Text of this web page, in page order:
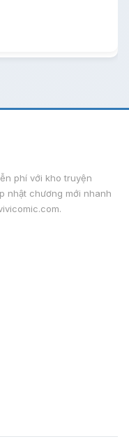
phí với kho truyện
nhật chương mới nhanh